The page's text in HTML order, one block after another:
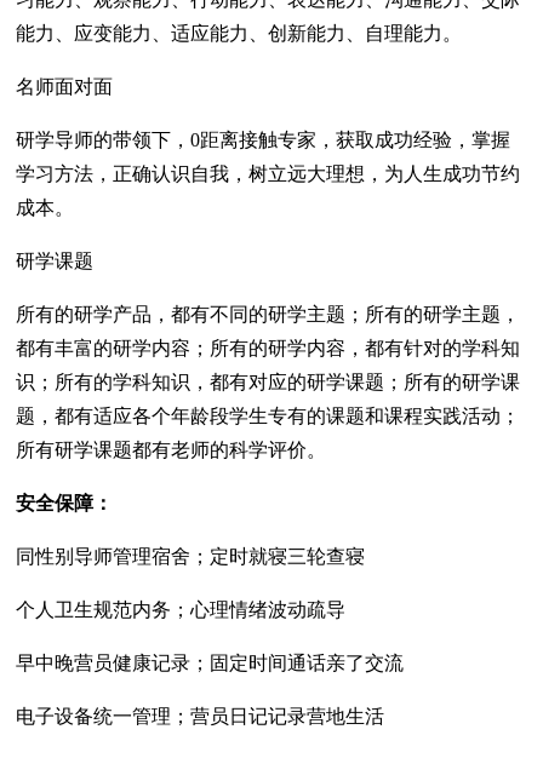
能力、应变能力、适应能力、创新能力、自理能力。
名师面对面
研学导师的带领下，0距离接触专家，获取成功经验，掌握
学习方法，正确认识自我，树立远大理想，为人生成功节约
成本。
研学课题
所有的研学产品，都有不同的研学主题；所有的研学主题，
都有丰富的研学内容；所有的研学内容，都有针对的学科知
识；所有的学科知识，都有对应的研学课题；所有的研学课
题，都有适应各个年龄段学生专有的课题和课程实践活动；
所有研学课题都有老师的科学评价。
安全保障：
同性别导师管理宿舍；定时就寝三轮查寝
个人卫生规范内务；心理情绪波动疏导
早中晚营员健康记录；固定时间通话亲了交流
电子设备统一管理；营员日记记录营地生活